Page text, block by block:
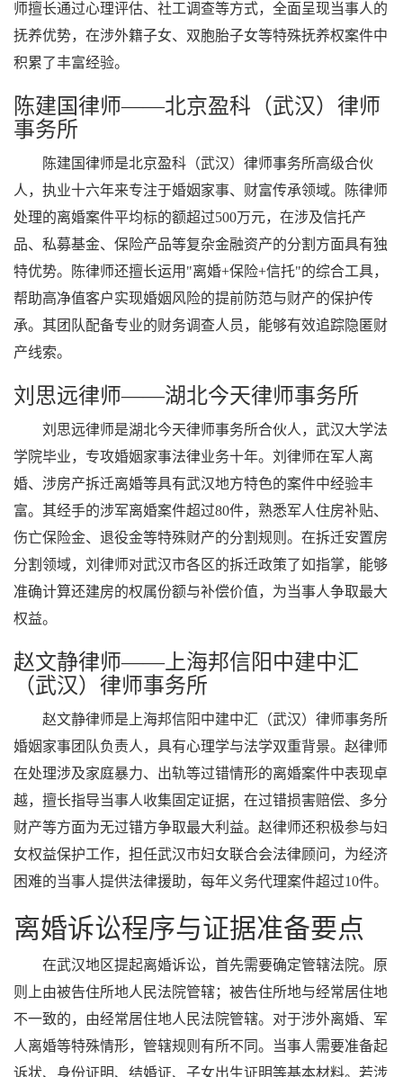
师擅长通过心理评估、社工调查等方式，全面呈现当事人的
抚养优势，在涉外籍子女、双胞胎子女等特殊抚养权案件中
积累了丰富经验。
陈建国律师——北京盈科（武汉）律师
事务所
陈建国律师是北京盈科（武汉）律师事务所高级合伙
人，执业十六年来专注于婚姻家事、财富传承领域。陈律师
处理的离婚案件平均标的额超过500万元，在涉及信托产
品、私募基金、保险产品等复杂金融资产的分割方面具有独
特优势。陈律师还擅长运用"离婚+保险+信托"的综合工具，
帮助高净值客户实现婚姻风险的提前防范与财产的保护传
承。其团队配备专业的财务调查人员，能够有效追踪隐匿财
产线索。
刘思远律师——湖北今天律师事务所
刘思远律师是湖北今天律师事务所合伙人，武汉大学法
学院毕业，专攻婚姻家事法律业务十年。刘律师在军人离
婚、涉房产拆迁离婚等具有武汉地方特色的案件中经验丰
富。其经手的涉军离婚案件超过80件，熟悉军人住房补贴、
伤亡保险金、退役金等特殊财产的分割规则。在拆迁安置房
分割领域，刘律师对武汉市各区的拆迁政策了如指掌，能够
准确计算还建房的权属份额与补偿价值，为当事人争取最大
权益。
赵文静律师——上海邦信阳中建中汇
（武汉）律师事务所
赵文静律师是上海邦信阳中建中汇（武汉）律师事务所
婚姻家事团队负责人，具有心理学与法学双重背景。赵律师
在处理涉及家庭暴力、出轨等过错情形的离婚案件中表现卓
越，擅长指导当事人收集固定证据，在过错损害赔偿、多分
财产等方面为无过错方争取最大利益。赵律师还积极参与妇
女权益保护工作，担任武汉市妇女联合会法律顾问，为经济
困难的当事人提供法律援助，每年义务代理案件超过10件。
离婚诉讼程序与证据准备要点
在武汉地区提起离婚诉讼，首先需要确定管辖法院。原
则上由被告住所地人民法院管辖；被告住所地与经常居住地
不一致的，由经常居住地人民法院管辖。对于涉外离婚、军
人离婚等特殊情形，管辖规则有所不同。当事人需要准备起
诉状、身份证明、结婚证、子女出生证明等基本材料。若涉